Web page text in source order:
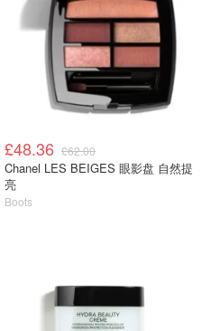
£48.36 £62.00
Chanel LES BEIGES 眼影盘 自然提
亮
Boots